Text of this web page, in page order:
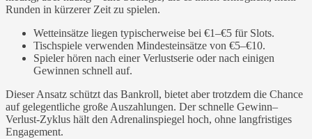
Runden in kürzerer Zeit zu spielen.
Wetteinsätze liegen typischerweise bei €1–€5 für Slots.
Tischspiele verwenden Mindesteinsätze von €5–€10.
Spieler hören nach einer Verlustserie oder nach einigen
Gewinnen schnell auf.
Dieser Ansatz schützt das Bankroll, bietet aber trotzdem die Chance
auf gelegentliche große Auszahlungen. Der schnelle Gewinn–
Verlust-Zyklus hält den Adrenalinspiegel hoch, ohne langfristiges
Engagement.